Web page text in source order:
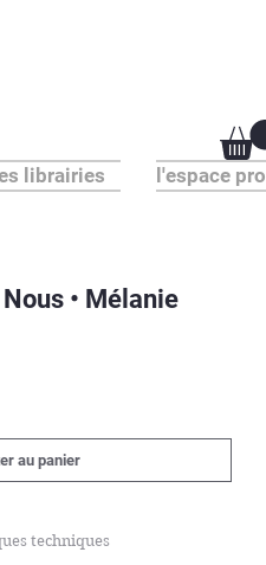
librairies l'espace pro
• Mélanie
au panier
techniques